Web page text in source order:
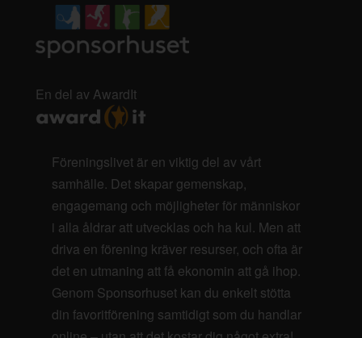
En del av AwardIt
Föreningslivet är en viktig del av vårt
samhälle. Det skapar gemenskap,
engagemang och möjligheter för människor
i alla åldrar att utvecklas och ha kul. Men att
driva en förening kräver resurser, och ofta är
det en utmaning att få ekonomin att gå ihop.
Genom Sponsorhuset kan du enkelt stötta
din favoritförening samtidigt som du handlar